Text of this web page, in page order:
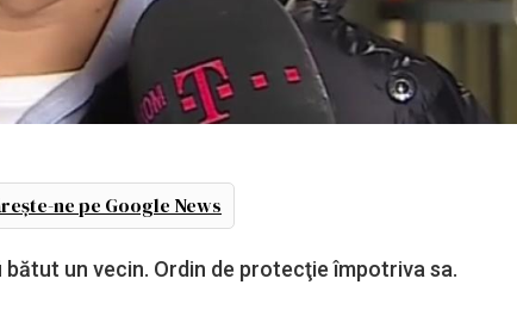
ne pe Google News
un vecin. Ordin de protecţie împotriva sa.